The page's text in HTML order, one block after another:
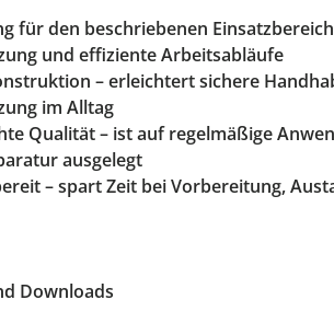
für den beschriebenen
und effiziente Arbeitsabläufe
– erleichtert sichere
im Alltag
Qualität – ist auf regelmäßige
ausgelegt
– spart Zeit bei Vorbereitung,
Downloads